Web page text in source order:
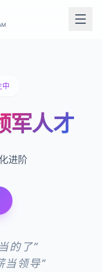
中
军人才
进阶
的了”
当领导”